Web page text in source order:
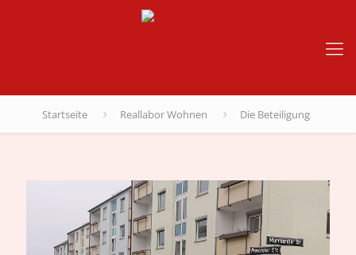
Startseite Reallabor Wohnen Die Beteiligung